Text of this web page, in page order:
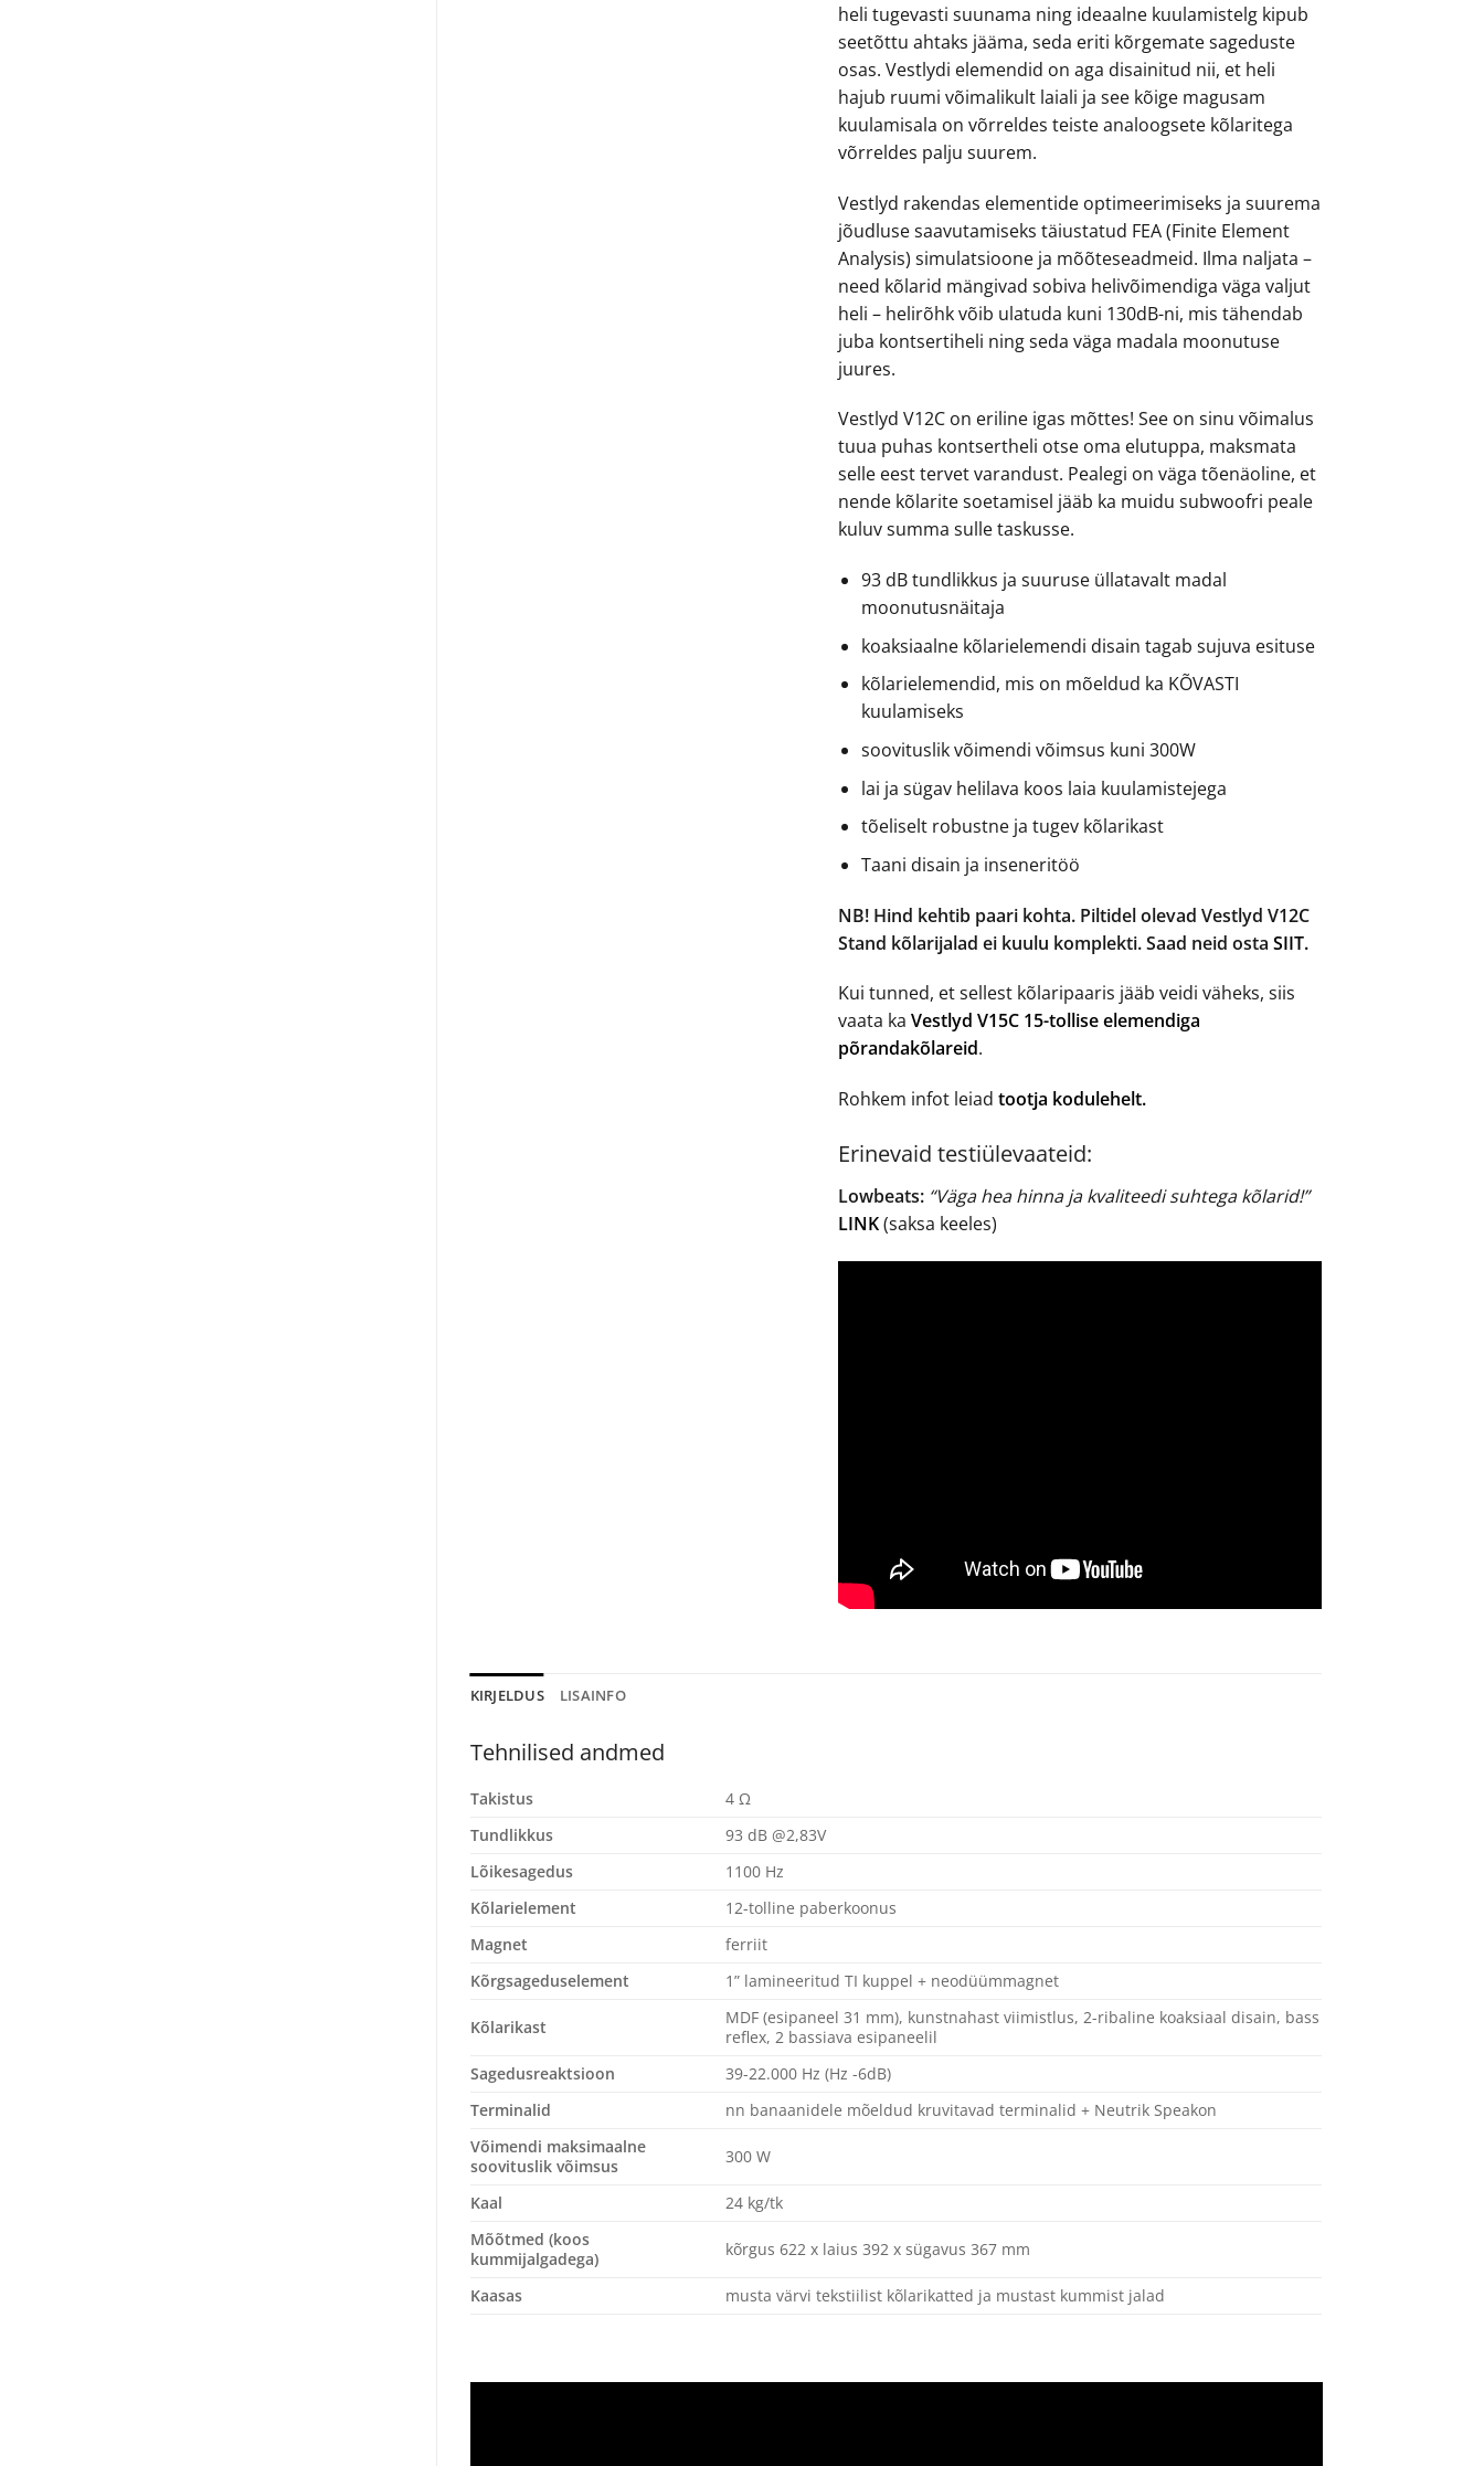
heli tugevasti suunama ning ideaalne kuulamistelg kipub
seetõttu ahtaks jääma, seda eriti kõrgemate sageduste
osas. Vestlydi elemendid on aga disainitud nii, et heli
hajub ruumi võimalikult laiali ja see kõige magusam
kuulamisala on võrreldes teiste analoogsete kõlaritega
võrreldes palju suurem.
Vestlyd rakendas elementide optimeerimiseks ja suurema
jõudluse saavutamiseks täiustatud FEA (Finite Element
Analysis) simulatsioone ja mõõteseadmeid. Ilma naljata –
need kõlarid mängivad sobiva helivõimendiga väga valjut
heli – helirõhk võib ulatuda kuni 130dB-ni, mis tähendab
juba kontsertiheli ning seda väga madala moonutuse
juures.
Vestlyd V12C on eriline igas mõttes! See on sinu võimalus
tuua puhas kontsertheli otse oma elutuppa, maksmata
selle eest tervet varandust. Pealegi on väga tõenäoline, et
nende kõlarite soetamisel jääb ka muidu subwoofri peale
kuluv summa sulle taskusse.
93 dB tundlikkus ja suuruse üllatavalt madal
moonutusnäitaja
koaksiaalne kõlarielemendi disain tagab sujuva esituse
kõlarielemendid, mis on mõeldud ka KÕVASTI
kuulamiseks
soovituslik võimendi võimsus kuni 300W
lai ja sügav helilava koos laia kuulamistejega
tõeliselt robustne ja tugev kõlarikast
Taani disain ja inseneritöö
NB! Hind kehtib paari kohta. Piltidel olevad Vestlyd V12C
Stand kõlarijalad ei kuulu komplekti. Saad neid ostaSIIT.
Kui tunned, et sellest kõlaripaaris jääb veidi väheks, siis
vaata kaVestlyd V15C 15-tollise elemendiga
põrandakõlareid.
Rohkem infot leiad tootja kodulehelt.
Erinevaid testiülevaateid:
Lowbeats: “Väga hea hinna ja kvaliteedi suhtega kõlarid!”
LINK(saksa keeles)
KIRJELDUS LISAINFO
Tehnilised andmed
Takistus
4 Ω
Tundlikkus
93 dB @2,83V
Lõikesagedus
1100 Hz
Kõlarielement
12-tolline paberkoonus
Magnet
ferriit
Kõrgsageduselement
1” lamineeritud TI kuppel + neodüümmagnet
Kõlarikast
MDF (esipaneel 31 mm), kunstnahast viimistlus, 2-ribaline koaksiaal disain, bass
reflex, 2 bassiava esipaneelil
Sagedusreaktsioon
39-22.000 Hz (Hz -6dB)
Terminalid
nn banaanidele mõeldud kruvitavad terminalid + Neutrik Speakon
Võimendi maksimaalne
soovituslik võimsus
300 W
Kaal
24 kg/tk
Mõõtmed (koos
kummijalgadega)
kõrgus 622 x laius 392 x sügavus 367 mm
Kaasas musta värvi tekstiilist kõlarikatted ja mustast kummist jalad